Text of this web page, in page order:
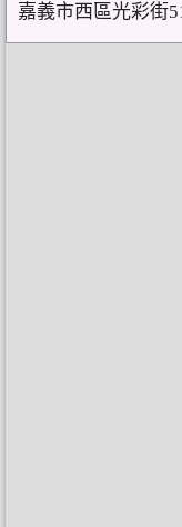
嘉義市西區光彩街